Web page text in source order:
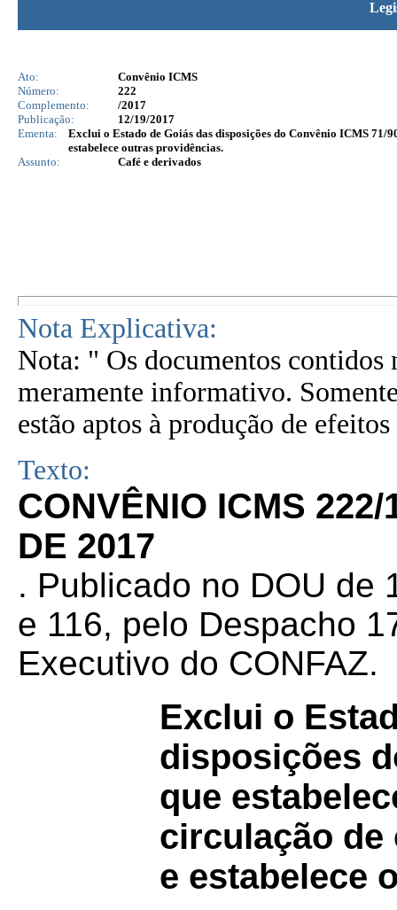
Ato:
Convênio ICMS
Número:
222
Complemento:
/2017
Publicação:
12/19/2017
Ementa:
Exclui o Estado de Goiás das disposições do Convênio ICMS
estabelece outras providências.
Assunto:
Café e derivados
Nota Explicativa:
Nota: " Os documentos contidos
meramente informativo.
estão aptos à produção de
Texto:
CONVÊNIO ICMS
DE 2017
. Publicado no DOU de
e 116, pelo Despacho
Executivo do CONFAZ.
Exclui o
disposições
que
circulação
e estabelece